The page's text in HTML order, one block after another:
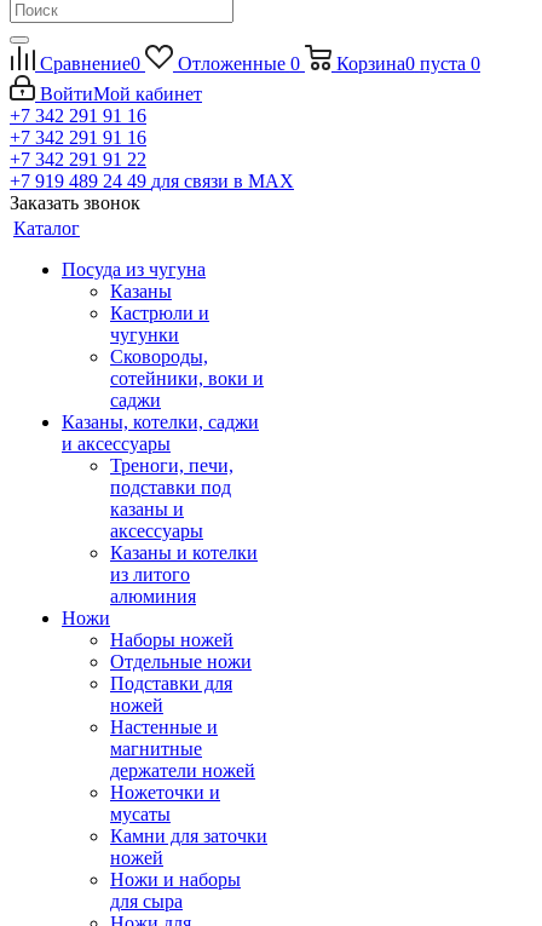
Сравнение0 Отложенные 0 Корзина0 пуста 0
ВойтиМой кабинет
+7 342 291 91 16
+7 342 291 91 16
+7 342 291 91 22
+7 919 489 24 49 для связи в МАХ
Заказать звонок
Каталог
Посуда из чугуна
Казаны
Кастрюли и
чугунки
Сковороды,
сотейники, воки и
саджи
Казаны, котелки, саджи
и аксессуары
Треноги, печи,
подставки под
казаны и
аксессуары
Казаны и котелки
из литого
алюминия
Ножи
Наборы ножей
Отдельные ножи
Подставки для
ножей
Настенные и
магнитные
держатели ножей
Ножеточки и
мусаты
Камни для заточки
ножей
Ножи и наборы
для сыра